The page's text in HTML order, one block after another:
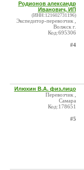
Родионов александр
Иванович, ИП
(ИНН:121602731196)
Экспедитор-перевозчик ,
Волжск г.
Код:695306
#4
Илюхин В.А. физ.лицо
Перевозчик ,
Самара
Код:178651
#5